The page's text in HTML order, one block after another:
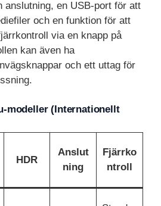
anslutning, en USB-port för att
och en funktion för att
via en knapp på
kan även ha
och ett uttag för
modeller (Internationellt
HDR
Anslut
ning
Fjärrko
ntroll